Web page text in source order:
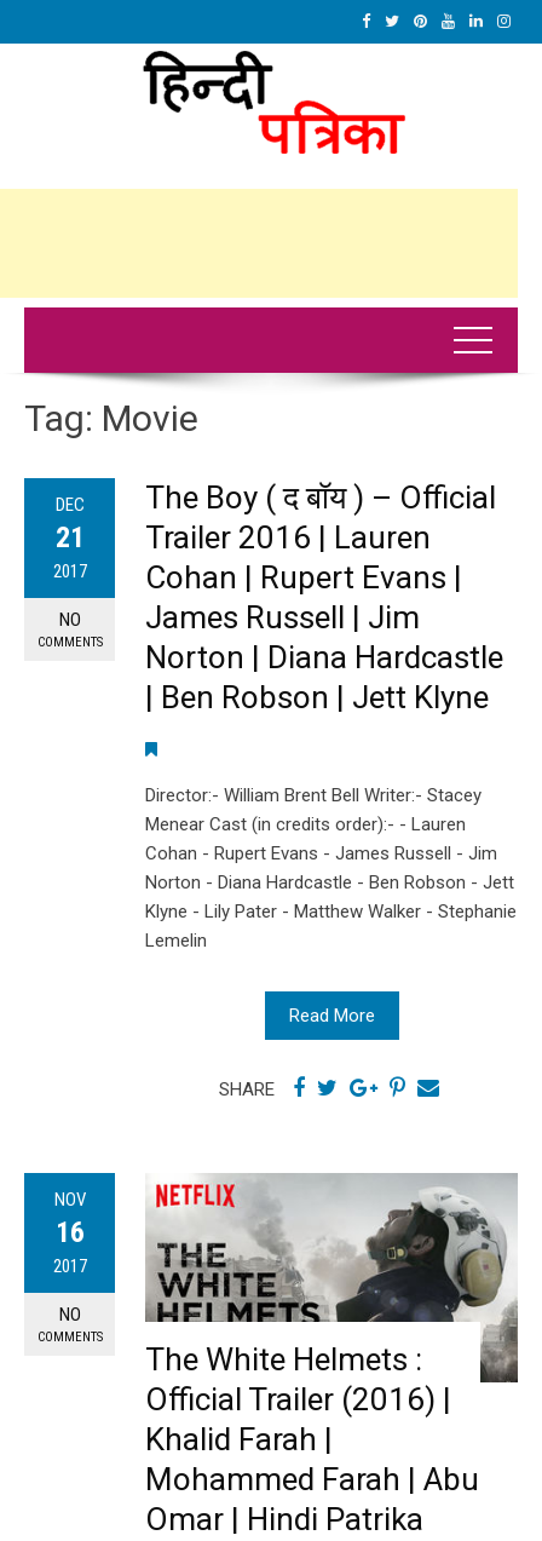
Tag: Movie
DEC
21
2017
NO
COMMENTS
The Boy ( द बॉय ) – Official
Trailer 2016 | Lauren
Cohan | Rupert Evans |
James Russell | Jim
Norton | Diana Hardcastle
| Ben Robson | Jett Klyne
Director:- William Brent Bell Writer:- Stacey
Menear Cast (in credits order):- - Lauren
Cohan - Rupert Evans - James Russell - Jim
Norton - Diana Hardcastle - Ben Robson - Jett
Klyne - Lily Pater - Matthew Walker - Stephanie
Lemelin
Read More
SHARE
NOV
16
2017
NO
COMMENTS
The White Helmets :
Official Trailer (2016) |
Khalid Farah |
Mohammed Farah | Abu
Omar | Hindi Patrika